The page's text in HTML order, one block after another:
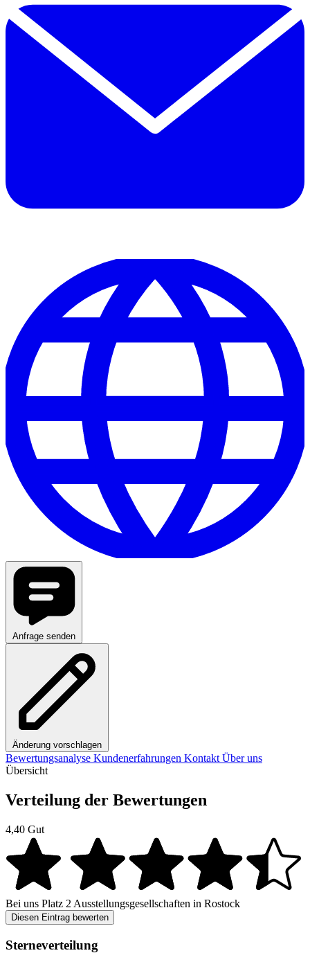
Anfrage senden
Änderung vorschlagen
Bewertungsanalyse Kundenerfahrungen Kontakt Über uns
Übersicht
Verteilung der Bewertungen
4,40 Gut
Bei uns Platz 2 Ausstellungsgesellschaften in Rostock
Diesen Eintrag bewerten
Sterneverteilung